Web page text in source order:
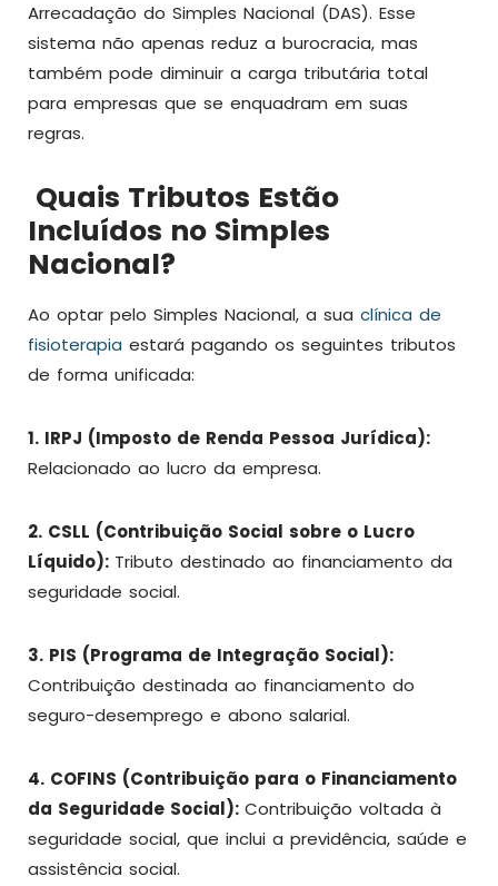
Arrecadação do Simples Nacional (DAS). Esse
sistema não apenas reduz a burocracia, mas
também pode diminuir a carga tributária total
para empresas que se enquadram em suas
regras.
Quais Tributos Estão
Incluídos no Simples
Nacional?
Ao optar pelo Simples Nacional, a sua clínica de
fisioterapia estará pagando os seguintes tributos
de forma unificada:
1. IRPJ (Imposto de Renda Pessoa Jurídica):
Relacionado ao lucro da empresa.
2. CSLL (Contribuição Social sobre o Lucro
Líquido): Tributo destinado ao financiamento da
seguridade social.
3. PIS (Programa de Integração Social):
Contribuição destinada ao financiamento do
seguro-desemprego e abono salarial.
4. COFINS (Contribuição para o Financiamento
da Seguridade Social): Contribuição voltada à
seguridade social, que inclui a previdência, saúde e
assistência social.